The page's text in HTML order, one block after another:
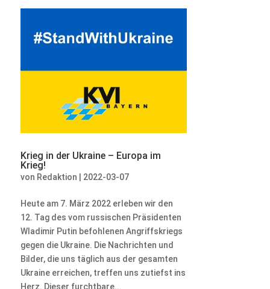
Krieg in der Ukraine – Europa im
Krieg!
von Redaktion | 2022-03-07
Heute am 7. März 2022 erleben wir den
12. Tag des vom russischen Präsidenten
Wladimir Putin befohlenen Angriffskriegs
gegen die Ukraine. Die Nachrichten und
Bilder, die uns täglich aus der gesamten
Ukraine erreichen, treffen uns zutiefst ins
Herz. Dieser furchtbare...